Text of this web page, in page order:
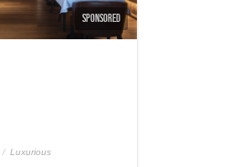
SPONSORED
/ Luxurious